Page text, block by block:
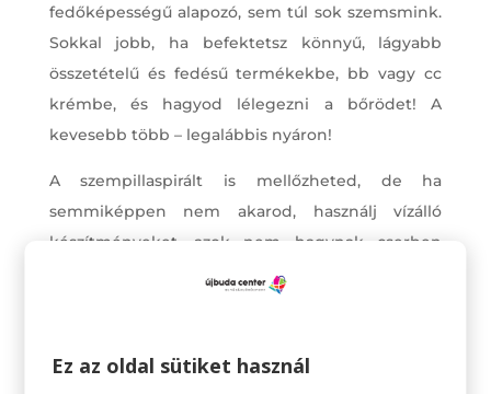
fedőképességű alapozó, sem túl sok szemsmink.
Sokkal jobb, ha befektetsz könnyű, lágyabb
összetételű és fedésű termékekbe, bb vagy cc
krémbe, és hagyod lélegezni a bőrödet! A
kevesebb több – legalábbis nyáron!
A szempillaspirált is mellőzheted, de ha
semmiképpen nem akarod, használj vízálló
készítményeket, azok nem hagynak cserben
úszás közben sem, és az izzadás sem tesz kárt
Ez az oldal sütiket használ